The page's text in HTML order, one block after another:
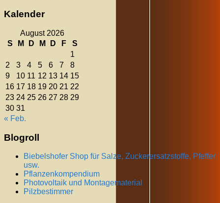
Kalender
August 2026
S
M D M D F
S
1
2
3 4 5 6 7
8
9
10 11 12 13 14 15
16 17 18 19 20 21 22
23 24 25 26 27 28 29
30 31
« Feb.
Blogroll
Biebelshofer Shop für Salze, Zuckerersatzstoffe, Pfeffer
usw.
Pflanzenkompendium
Photovoltaik und Montagematerial
Pilzbestimmer